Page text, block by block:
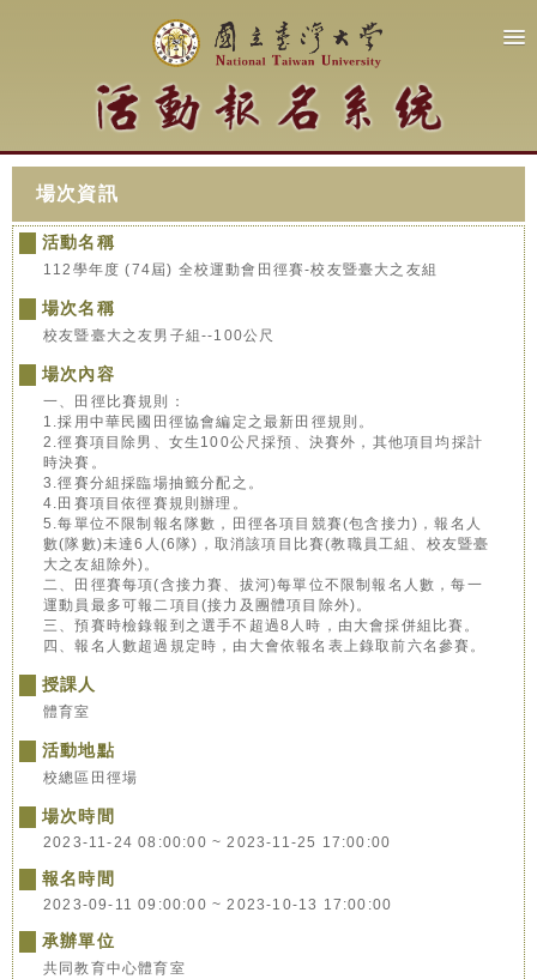
場次資訊
活動名稱
112學年度 (74屆) 全校運動會田徑賽-校友暨臺大之友組
場次名稱
校友暨臺大之友男子組--100公尺
場次內容
一、田徑比賽規則：
1.採用中華民國田徑協會編定之最新田徑規則。
2.徑賽項目除男、女生100公尺採預、決賽外，其他項目均採計
時決賽。
3.徑賽分組採臨場抽籤分配之。
4.田賽項目依徑賽規則辦理。
5.每單位不限制報名隊數，田徑各項目競賽(包含接力)，報名人
數(隊數)未達6人(6隊)，取消該項目比賽(教職員工組、校友暨臺
大之友組除外)。
二、田徑賽每項(含接力賽、拔河)每單位不限制報名人數，每一
運動員最多可報二項目(接力及團體項目除外)。
三、預賽時檢錄報到之選手不超過8人時，由大會採併組比賽。
四、報名人數超過規定時，由大會依報名表上錄取前六名參賽。
授課人
體育室
活動地點
校總區田徑場
場次時間
2023-11-24 08:00:00 ~ 2023-11-25 17:00:00
報名時間
2023-09-11 09:00:00 ~ 2023-10-13 17:00:00
承辦單位
共同教育中心體育室